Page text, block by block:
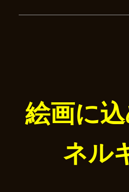
絵画に
ネル